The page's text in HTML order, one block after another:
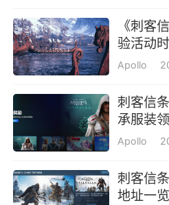
《刺客
验活动
Apollo
刺客信
承服装
Apollo
刺客信
地址一览